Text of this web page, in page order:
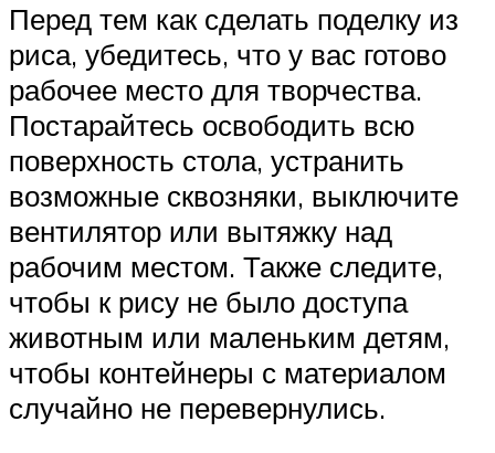
Перед тем как сделать поделку из
риса, убедитесь, что у вас готово
рабочее место для творчества.
Постарайтесь освободить всю
поверхность стола, устранить
возможные сквозняки, выключите
вентилятор или вытяжку над
рабочим местом. Также следите,
чтобы к рису не было доступа
животным или маленьким детям,
чтобы контейнеры с материалом
случайно не перевернулись.